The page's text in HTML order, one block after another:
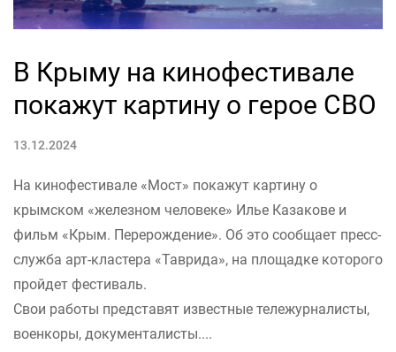
В Крыму на кинофестивале
покажут картину о герое СВО
13.12.2024
На кинофестивале «Мост» покажут картину о
крымском «железном человеке» Илье Казакове и
фильм «Крым. Перерождение». Об это сообщает пресс-
служба арт-кластера «Таврида», на площадке которого
пройдет фестиваль.
Свои работы представят известные тележурналисты,
военкоры, документалисты....